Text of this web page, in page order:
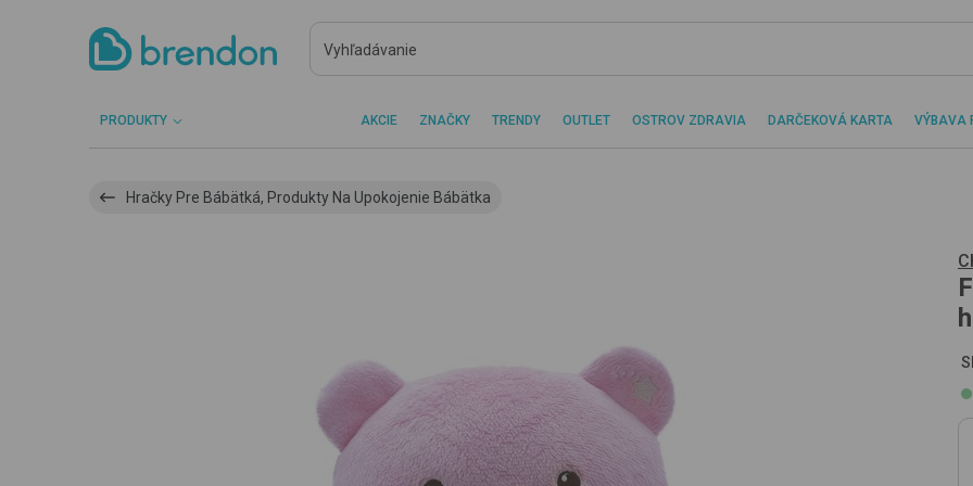
PRODUKTY AKCIE ZNAČKY TRENDY OUTLET OSTROV ZDRAVIA DARČEKOVÁ KARTA VÝBAVA
Hračky Pre Bábätká, Produkty Na Upokojenie Bábätka